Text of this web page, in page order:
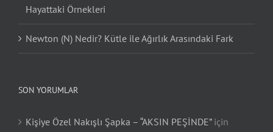
Hayattaki Örnekleri
Newton (N) Nedir? Kütle ile Ağırlık Arasındaki Fark
SON YORUMLAR
Kişiye Özel Nakışlı Şapka – “AKSIN PEŞİNDE”için